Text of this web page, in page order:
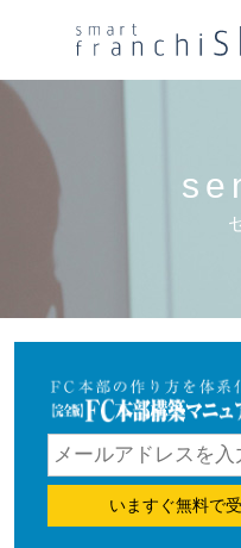
いますぐ無料で